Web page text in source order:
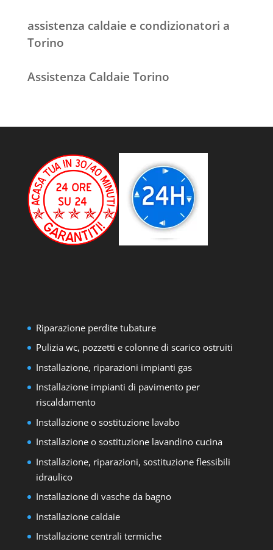
assistenza caldaie e condizionatori a
Torino
Assistenza Caldaie Torino
Riparazione perdite tubature
Pulizia wc, pozzetti e colonne di scarico ostruiti
Installazione, riparazioni impianti gas
Installazione impianti di pavimento per
riscaldamento
Installazione o sostituzione lavabo
Installazione o sostituzione lavandino cucina
Installazione, riparazioni, sostituzione flessibili
idraulico
Installazione di vasche da bagno
Installazione caldaie
Installazione centrali termiche